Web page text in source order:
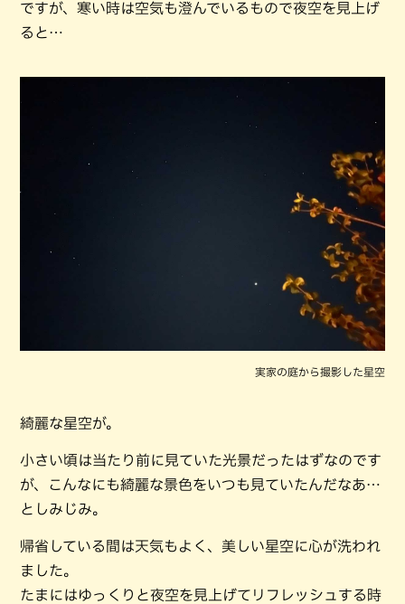
ですが、寒い時は空気も澄んでいるもので夜空を見上げ
ると…
実家の庭から撮影した星空
綺麗な星空が。
小さい頃は当たり前に見ていた光景だったはずなのです
が、こんなにも綺麗な景色をいつも見ていたんだなあ…
としみじみ。
帰省している間は天気もよく、美しい星空に心が洗われ
ました。
たまにはゆっくりと夜空を見上げてリフレッシュする時